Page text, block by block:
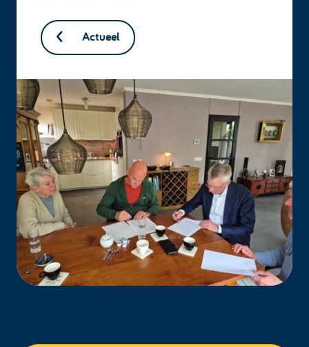
Actueel